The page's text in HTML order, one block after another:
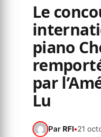
Le
piano
par
Lu
Par RFI•21